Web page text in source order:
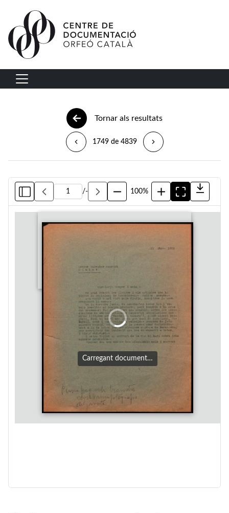
Vés al contingut
Navegació principal
Tornar als resultats
1749 de 4839
/- 100%
Carregant document…